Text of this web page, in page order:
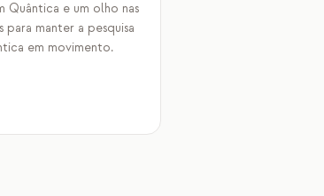
Quântica e um olho nas
manter a pesquisa
em movimento.